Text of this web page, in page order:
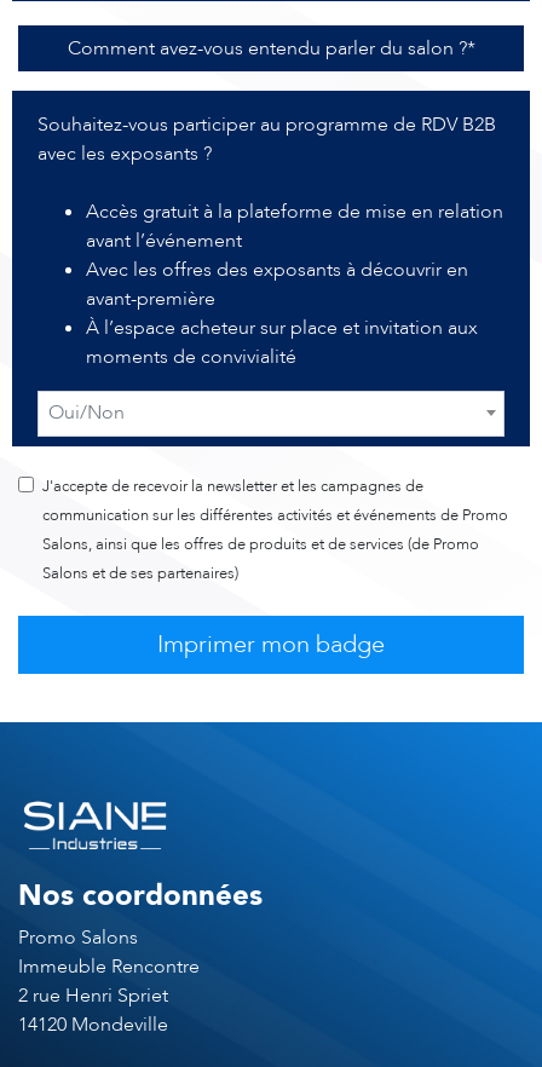
Comment avez-vous entendu parler du salon ?*
Souhaitez-vous participer au programme de RDV B2B
avec les exposants ?
Accès gratuit à la plateforme de mise en relation
avant l’événement
Avec les offres des exposants à découvrir en
avant-première
À l’espace acheteur sur place et invitation aux
moments de convivialité
Oui/Non
J'accepte de recevoir la newsletter et les campagnes de
communication sur les différentes activités et événements de Promo
Salons, ainsi que les offres de produits et de services (de Promo
Salons et de ses partenaires)
Nos coordonnées
Promo Salons
Immeuble Rencontre
2 rue Henri Spriet
14120 Mondeville